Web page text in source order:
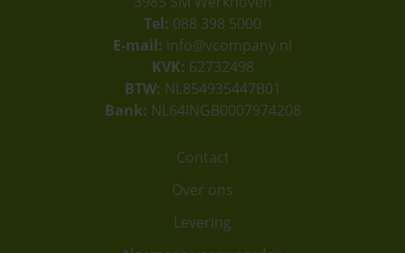
Tel: 088 398 5000
E-mail: info@vcompany.nl
KVK: 62732498
BTW: NL854935447B01
Bank: NL64INGB0007974208
Contact
Over ons
Levering